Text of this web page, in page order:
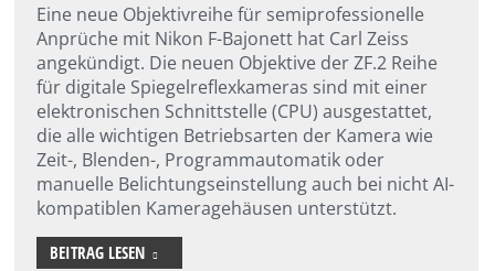
Eine neue Objektivreihe für semiprofessionelle
Anprüche mit Nikon F-Bajonett hat Carl Zeiss
angekündigt. Die neuen Objektive der ZF.2 Reihe
für digitale Spiegelreflexkameras sind mit einer
elektronischen Schnittstelle (CPU) ausgestattet,
die alle wichtigen Betriebsarten der Kamera wie
Zeit-, Blenden-, Programmautomatik oder
manuelle Belichtungseinstellung auch bei nicht AI-
kompatiblen Kameragehäusen unterstützt.
BEITRAG LESEN